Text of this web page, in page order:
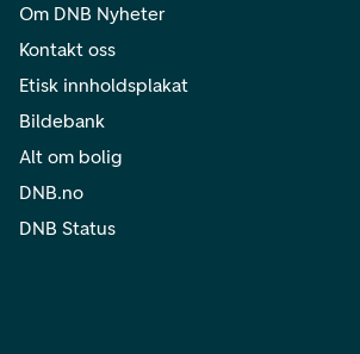
Om DNB Nyheter
Kontakt oss
Etisk innholdsplakat
Bildebank
Alt om bolig
DNB.no
DNB Status